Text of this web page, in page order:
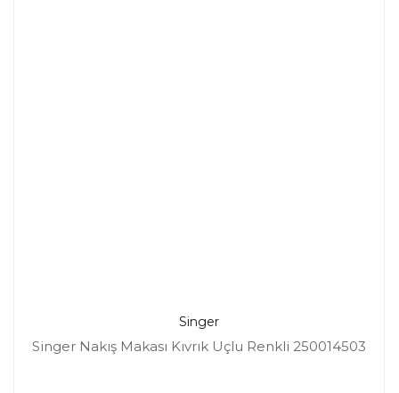
Singer
Singer Nakış Makası Kıvrık Uçlu Renkli 250014503